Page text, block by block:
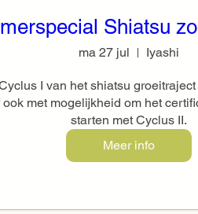
Shiatsu
ma 27 jul Iyashi
I van het shiatsu
met mogelijkheid om het
starten met Cyclus II.
Meer info